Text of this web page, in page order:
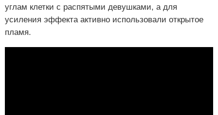
углам клетки с распятыми девушками, а для
усиления эффекта активно использовали открытое
пламя.